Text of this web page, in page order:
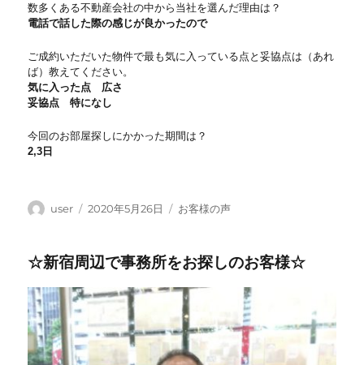
数多くある不動産会社の中から当社を選んだ理由は？
電話で話した際の感じが良かったので
ご成約いただいた物件で最も気に入っている点と妥協点は（あれ
ば）教えてください。
気に入った点 広さ
妥協点 特になし
今回のお部屋探しにかかった期間は？
2,3日
投
user
投
2020年5月26日
カ
リ
お客様の声
☆新宿周辺で事務所をお探しのお客様☆